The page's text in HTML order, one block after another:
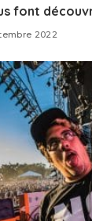
font
2022